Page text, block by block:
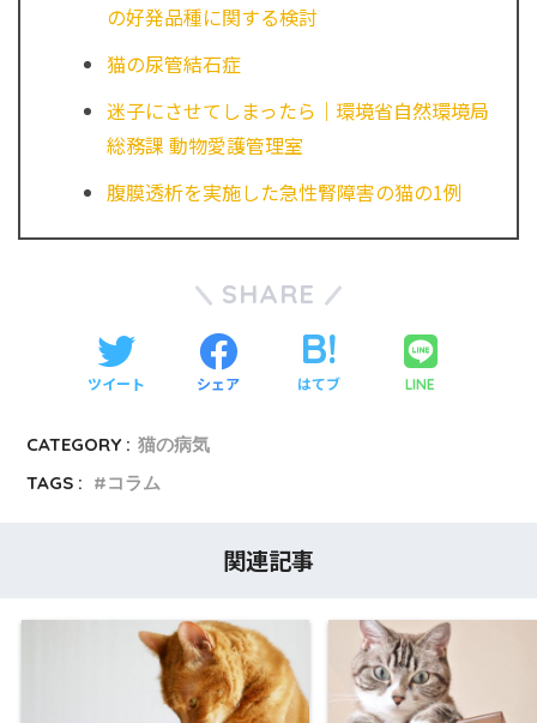
の好発品種に関する検討
猫の尿管結石症
迷子にさせてしまったら｜環境省自然環境局
総務課 動物愛護管理室
腹膜透析を実施した急性腎障害の猫の1例
SHARE
ツイート シェア はてブ LINE
CATEGORY : 猫の病気
TAGS :
コラム
関連記事